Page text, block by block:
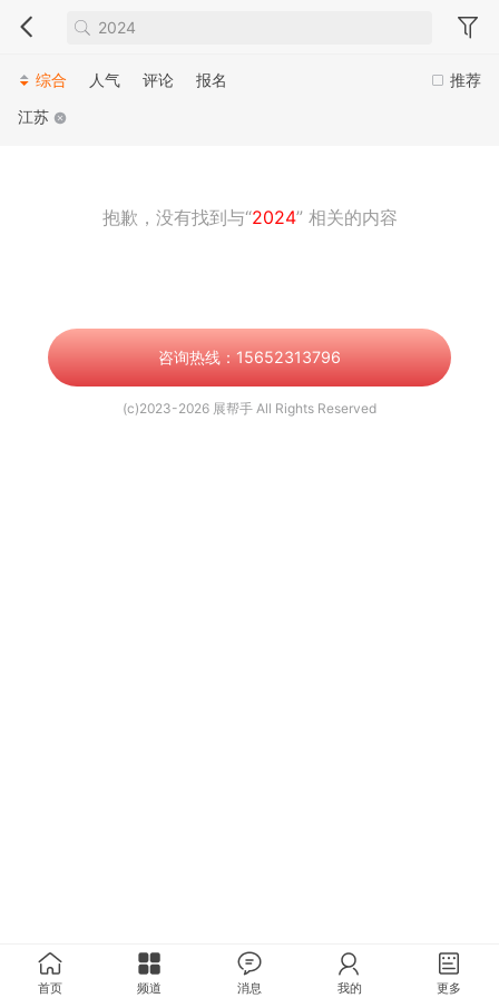
推荐
综合 人气 评论
报名
江苏
抱歉，没有找到与“2024” 相关的内容
咨询热线：15652313796
(c)2023-2026 展帮手 All Rights Reserved
首页 频道 消息 我的 更多